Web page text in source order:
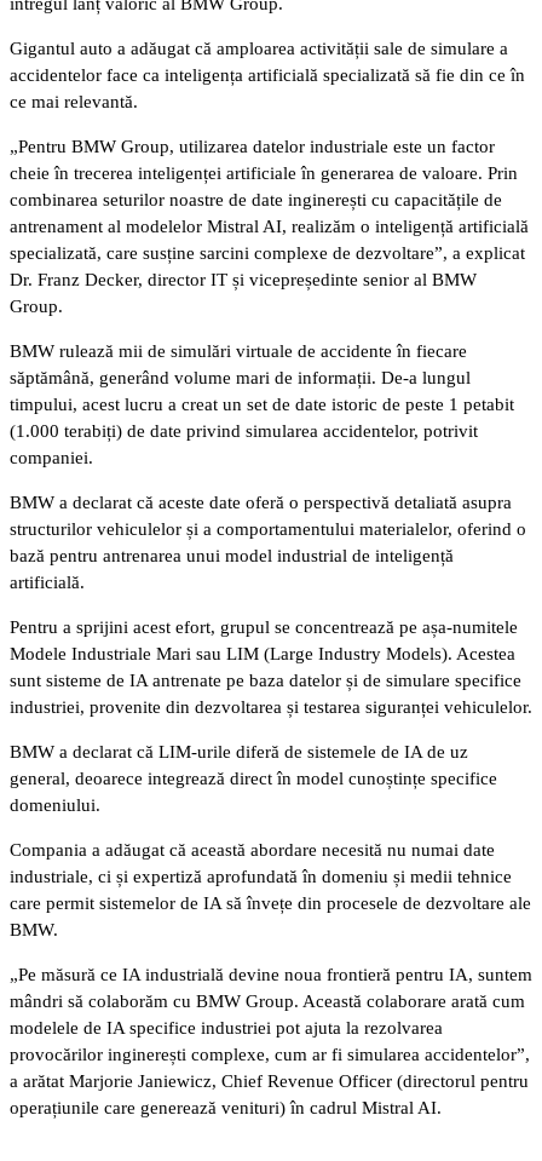
Gigantul auto a adăugat că amploarea activității sale de simulare a
accidentelor face ca inteligența artificială specializată să fie din ce în
ce mai relevantă.
„Pentru BMW Group, utilizarea datelor industriale este un factor
cheie în trecerea inteligenței artificiale în generarea de valoare. Prin
combinarea seturilor noastre de date inginerești cu capacitățile de
antrenament al modelelor Mistral AI, realizăm o inteligență artificială
specializată, care susține sarcini complexe de dezvoltare”, a explicat
Dr. Franz Decker, director IT și vicepreședinte senior al BMW
Group.
BMW rulează mii de simulări virtuale de accidente în fiecare
săptămână, generând volume mari de informații. De-a lungul
timpului, acest lucru a creat un set de date istoric de peste 1 petabit
(1.000 terabiți) de date privind simularea accidentelor, potrivit
companiei.
BMW a declarat că aceste date oferă o perspectivă detaliată asupra
structurilor vehiculelor și a comportamentului materialelor, oferind o
bază pentru antrenarea unui model industrial de inteligență
artificială.
Pentru a sprijini acest efort, grupul se concentrează pe așa-numitele
Modele Industriale Mari sau LIM (Large Industry Models). Acestea
sunt sisteme de IA antrenate pe baza datelor și de simulare specifice
industriei, provenite din dezvoltarea și testarea siguranței vehiculelor.
BMW a declarat că LIM-urile diferă de sistemele de IA de uz
general, deoarece integrează direct în model cunoștințe specifice
domeniului.
Compania a adăugat că această abordare necesită nu numai date
industriale, ci și expertiză aprofundată în domeniu și medii tehnice
care permit sistemelor de IA să învețe din procesele de dezvoltare ale
BMW.
„Pe măsură ce IA industrială devine noua frontieră pentru IA, suntem
mândri să colaborăm cu BMW Group. Această colaborare arată cum
modelele de IA specifice industriei pot ajuta la rezolvarea
provocărilor inginerești complexe, cum ar fi simularea accidentelor”,
a arătat Marjorie Janiewicz, Chief Revenue Officer (directorul pentru
operațiunile care generează venituri) în cadrul Mistral AI.